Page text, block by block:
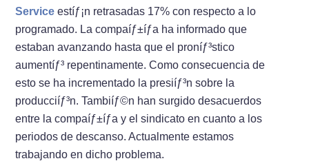
Service estíƒ¡n retrasadas 17% con respecto a lo
programado. La compaíƒ±íƒ­a ha informado que
estaban avanzando hasta que el proníƒ³stico
aumentíƒ³ repentinamente. Como consecuencia de
esto se ha incrementado la presiíƒ³n sobre la
producciíƒ³n. Tambiíƒ©n han surgido desacuerdos
entre la compaíƒ±íƒ­a y el sindicato en cuanto a los
periodos de descanso. Actualmente estamos
trabajando en dicho problema.